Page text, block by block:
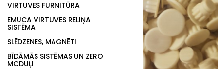
VIRTUVES FURNITŪRA
EMUCA VIRTUVES RELIŅA
SISTĒMA
SLĒDZENES, MAGNĒTI
BĪDĀMĀS SISTĒMAS UN ZERO
MODUĻI